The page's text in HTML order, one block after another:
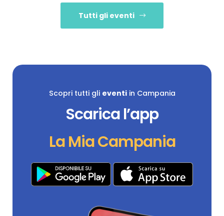
Tutti gli eventi
Scopri tutti gli eventiin Campania
Scarica l’app
La Mia Campania